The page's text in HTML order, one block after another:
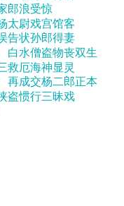
郎浪受惊
尉戏宫馆客
状孙郎得妻
水僧盗物丧双生
厄海神显灵
成交杨二郎正本
惯行三昧戏